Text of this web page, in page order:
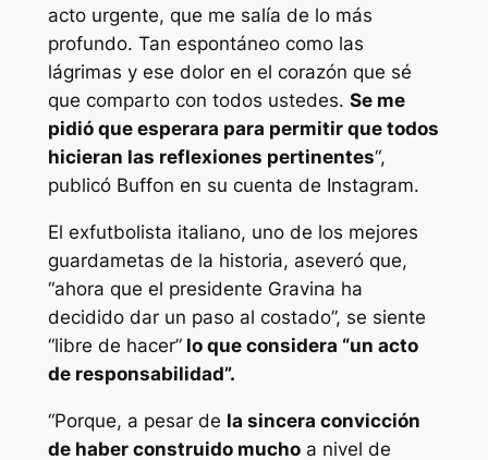
acto urgente, que me salía de lo más
profundo. Tan espontáneo como las
lágrimas y ese dolor en el corazón que sé
que comparto con todos ustedes. Se me
pidió que esperara para permitir que todos
hicieran las reflexiones pertinentes“,
publicó Buffon en su cuenta de Instagram.
El exfutbolista italiano, uno de los mejores
guardametas de la historia, aseveró que,
“ahora que el presidente Gravina ha
decidido dar un paso al costado”, se siente
“libre de hacer”lo que considera “un acto
de responsabilidad”.
“Porque, a pesar de la sincera convicción
de haber construido muchoa nivel de